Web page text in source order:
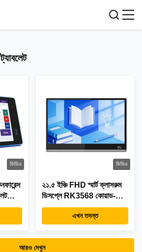
ভিডিও ভিডিও
২১.৫ ইঞ্চি FHD স্মার্ট ক্লাসরুম
ডিসপ্লে RK3568 কোয়াড-কোর
প্রসেসর এবং 4GB RAM
64GB স্টোরেজ সহ
এখন তদন্ত
আরও দেখুন